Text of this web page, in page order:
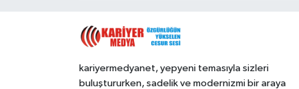
kariyermedyanet, yepyeni temasıyla sizleri
buluştururken, sadelik ve modernizmi bir araya